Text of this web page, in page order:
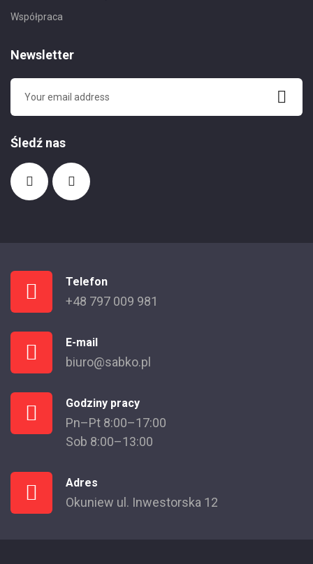
Współpraca
Newsletter
Śledź nas
Telefon
+48 797 009 981
E-mail
biuro@sabko.pl
Godziny pracy
Pn–Pt 8:00–17:00
Sob 8:00–13:00
Adres
Okuniew ul. Inwestorska 12